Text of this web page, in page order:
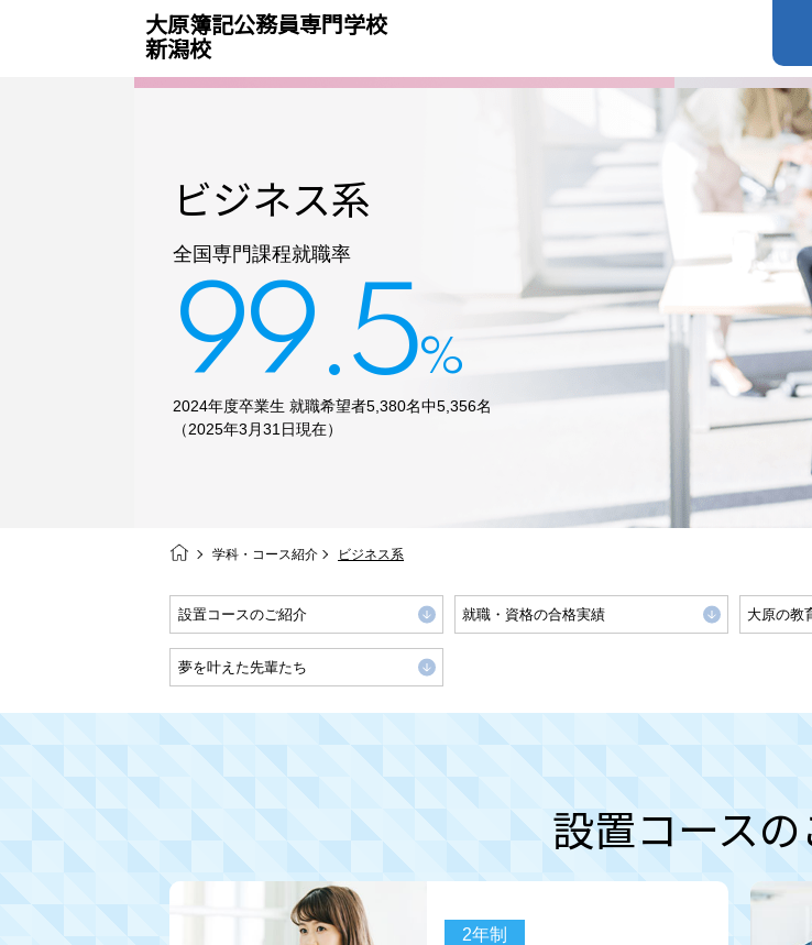
大原簿記公務員専門学校
新潟校
ビジネス系
全国専門課程就職率
99.5%
2024年度卒業生就職希望者5,380名中5,356名
（2025年3月31日現在）
学科・コース紹介 ビジネス系
設置コースのご紹介 就職・資格の合格実績 大原の教
夢を叶えた先輩たち
設置コース
2年制